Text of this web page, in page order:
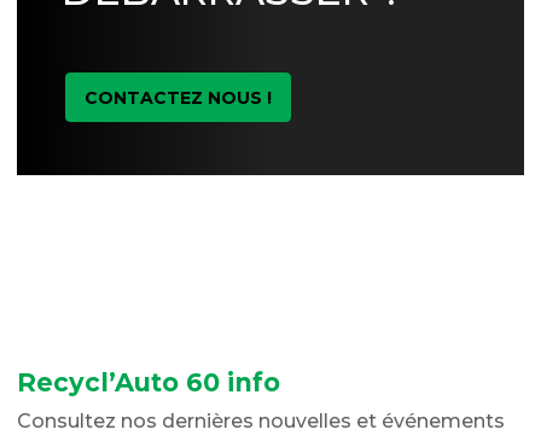
CONTACTEZ NOUS !
Recycl’Auto 60 info
Consultez nos dernières nouvelles et événements